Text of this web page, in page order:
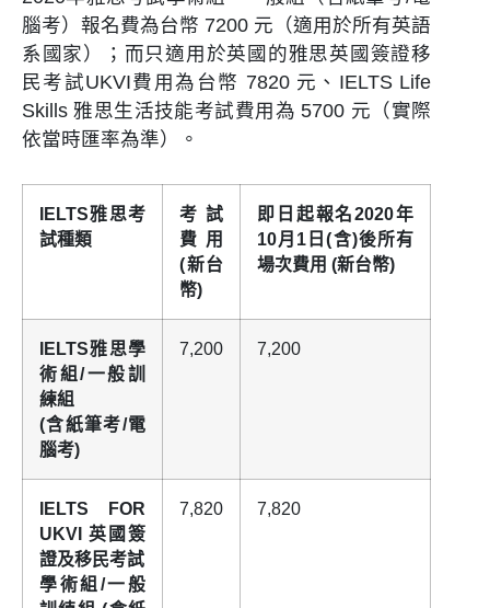
腦考）報名費為台幣 7200 元（適用於所有英語
系國家）；而只適用於英國的雅思英國簽證移
民考試UKVI費用為台幣 7820 元、IELTS Life
Skills 雅思生活技能考試費用為 5700 元（實際
依當時匯率為準）。
IELTS雅思考
試種類
考試
費用
(新台
幣)
即日起報名2020年
10月1日(含)後所有
場次費用 (新台幣)
IELTS雅思學
術組/一般訓
練組
(含紙筆考/電
腦考)
7,200 7,200
IELTS FOR
UKVI 英國簽
證及移民考試
學術組/一般
7,820 7,820